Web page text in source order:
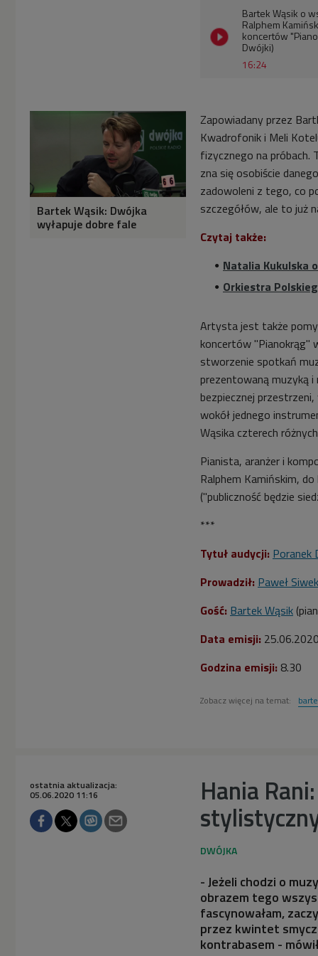
16:24
Bartek Wąsik o
Ralphem
koncertów
Dwójki)
Bartek Wąsik: Dwójka
wyłapuje dobre fale
Zapowiadany przez
Kwadrofonik i Meli
fizycznego na próbach.
zna się osobiście
zadowoleni z tego, co
szczegółów, ale to już
Czytaj także:
Natalia Kukulska
Orkiestra
Artysta jest także
koncertów "Pianokrąg"
stworzenie spotkań
prezentowaną muzyką
bezpiecznej
wokół jednego
Wąsika czterech
Pianista, aranżer i
Ralphem Kamińskim,
("publiczność będzie
***
Tytuł audycji: Poranek
Prowadził: Paweł Siwek
Gość: Bartek Wąsik
Data emisji:
Godzina emisji: 8.30
Zobacz więcej na temat:
Hania
ostatnia aktualizacja:
05.06.2020 11:16
- Jeżeli chodzi o
obrazem tego
fascynowałam,
przez kwintet
kontrabasem -